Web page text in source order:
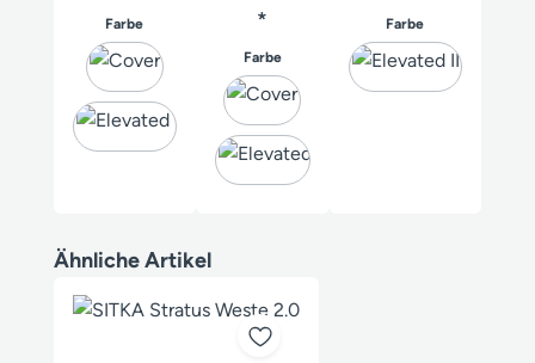
Farbeauswählen
*
Farbeauswählen
Farbeauswählen
Produktgalerie überspringen
Ähnliche Artikel